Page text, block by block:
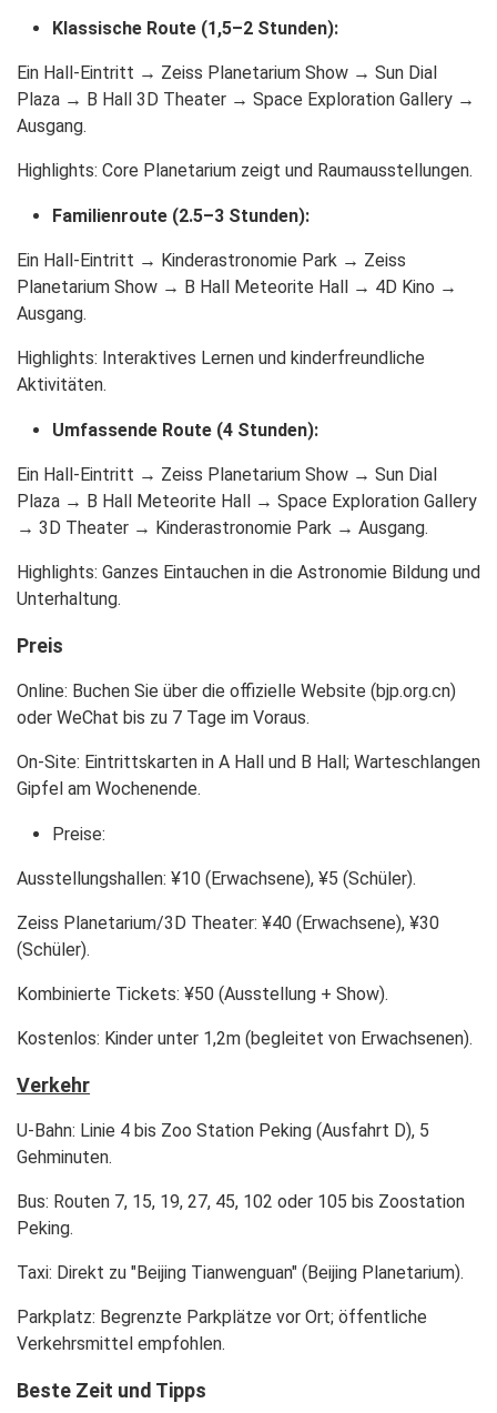
Klassische Route (1,5–2 Stunden):
Ein Hall-Eintritt → Zeiss Planetarium Show → Sun Dial
Plaza → B Hall 3D Theater → Space Exploration Gallery →
Ausgang.
Highlights: Core Planetarium zeigt und Raumausstellungen.
Familienroute (2.5–3 Stunden):
Ein Hall-Eintritt → Kinderastronomie Park → Zeiss
Planetarium Show → B Hall Meteorite Hall → 4D Kino →
Ausgang.
Highlights: Interaktives Lernen und kinderfreundliche
Aktivitäten.
Umfassende Route (4 Stunden):
Ein Hall-Eintritt → Zeiss Planetarium Show → Sun Dial
Plaza → B Hall Meteorite Hall → Space Exploration Gallery
→ 3D Theater → Kinderastronomie Park → Ausgang.
Highlights: Ganzes Eintauchen in die Astronomie Bildung und
Unterhaltung.
Preis
Online: Buchen Sie über die offizielle Website (bjp.org.cn)
oder WeChat bis zu 7 Tage im Voraus.
On-Site: Eintrittskarten in A Hall und B Hall; Warteschlangen
Gipfel am Wochenende.
Preise:
Ausstellungshallen: ¥10 (Erwachsene), ¥5 (Schüler).
Zeiss Planetarium/3D Theater: ¥40 (Erwachsene), ¥30
(Schüler).
Kombinierte Tickets: ¥50 (Ausstellung + Show).
Kostenlos: Kinder unter 1,2m (begleitet von Erwachsenen).
Verkehr
U-Bahn: Linie 4 bis Zoo Station Peking (Ausfahrt D), 5
Gehminuten.
Bus: Routen 7, 15, 19, 27, 45, 102 oder 105 bis Zoostation
Peking.
Taxi: Direkt zu "Beijing Tianwenguan" (Beijing Planetarium).
Parkplatz: Begrenzte Parkplätze vor Ort; öffentliche
Verkehrsmittel empfohlen.
Beste Zeit und Tipps